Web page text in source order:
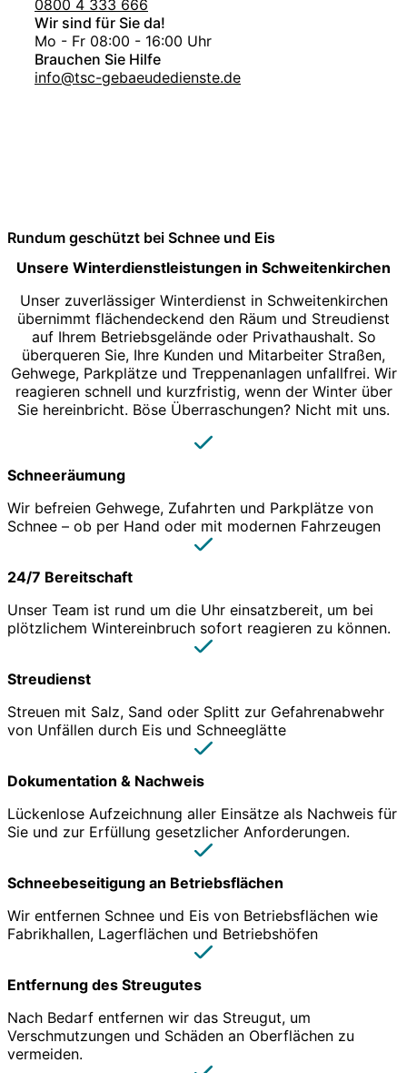
0800 4 333 666
Wir sind für Sie da!
Mo - Fr 08:00 - 16:00 Uhr
Brauchen Sie Hilfe
info@tsc-gebaeudedienste.de
Rundum geschützt bei Schnee und Eis
Unsere Winterdienstleistungen in Schweitenkirchen
Unser zuverlässiger Winterdienst in Schweitenkirchen
übernimmt flächendeckend den Räum und Streudienst
auf Ihrem Betriebsgelände oder Privathaushalt. So
überqueren Sie, Ihre Kunden und Mitarbeiter Straßen,
Gehwege, Parkplätze und Treppenanlagen unfallfrei. Wir
reagieren schnell und kurzfristig, wenn der Winter über
Sie hereinbricht. Böse Überraschungen? Nicht mit uns.
Schneeräumung
Wir befreien Gehwege, Zufahrten und Parkplätze von
Schnee – ob per Hand oder mit modernen Fahrzeugen
24/7 Bereitschaft
Unser Team ist rund um die Uhr einsatzbereit, um bei
plötzlichem Wintereinbruch sofort reagieren zu können.
Streudienst
Streuen mit Salz, Sand oder Splitt zur Gefahrenabwehr
von Unfällen durch Eis und Schneeglätte
Dokumentation & Nachweis
Lückenlose Aufzeichnung aller Einsätze als Nachweis für
Sie und zur Erfüllung gesetzlicher Anforderungen.
Schneebeseitigung an Betriebsflächen
Wir entfernen Schnee und Eis von Betriebsflächen wie
Fabrikhallen, Lagerflächen und Betriebshöfen
Entfernung des Streugutes
Nach Bedarf entfernen wir das Streugut, um
Verschmutzungen und Schäden an Oberflächen zu
vermeiden.